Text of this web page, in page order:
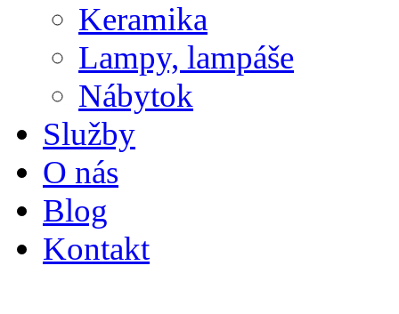
Keramika
Lampy, lampáše
Nábytok
Služby
O nás
Blog
Kontakt